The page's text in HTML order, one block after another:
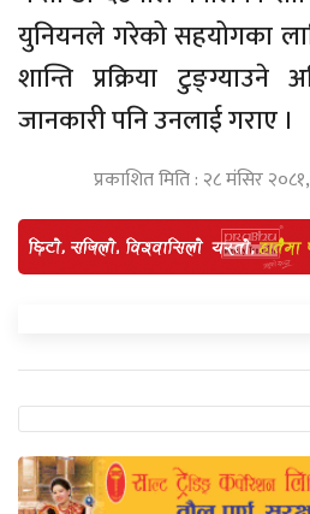
युनियनले गरेको सहयोगका
शान्ति प्रक्रिया
जानकारी पनि उनलाई गराए ।
प्रकाशित मिति : २८ मंसिर